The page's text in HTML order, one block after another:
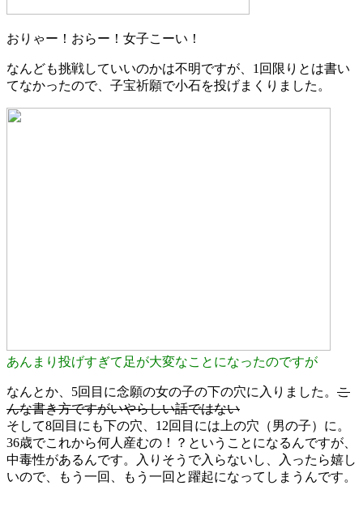
おりゃー！おらー！女子こーい！
なんども挑戦していいのかは不明ですが、1回限りとは書い
てなかったので、子宝祈願で小石を投げまくりました。
あんまり投げすぎて足が大変なことになったのですが
なんとか、5回目に念願の女の子の下の穴に入りました。 こ
んな書き方ですがいやらしい話ではない
そして8回目にも下の穴、12回目には上の穴（男の子）に。
36歳でこれから何人産むの！？ということになるんですが、
中毒性があるんです。入りそうで入らないし、入ったら嬉し
いので、もう一回、もう一回と躍起になってしまうんです。